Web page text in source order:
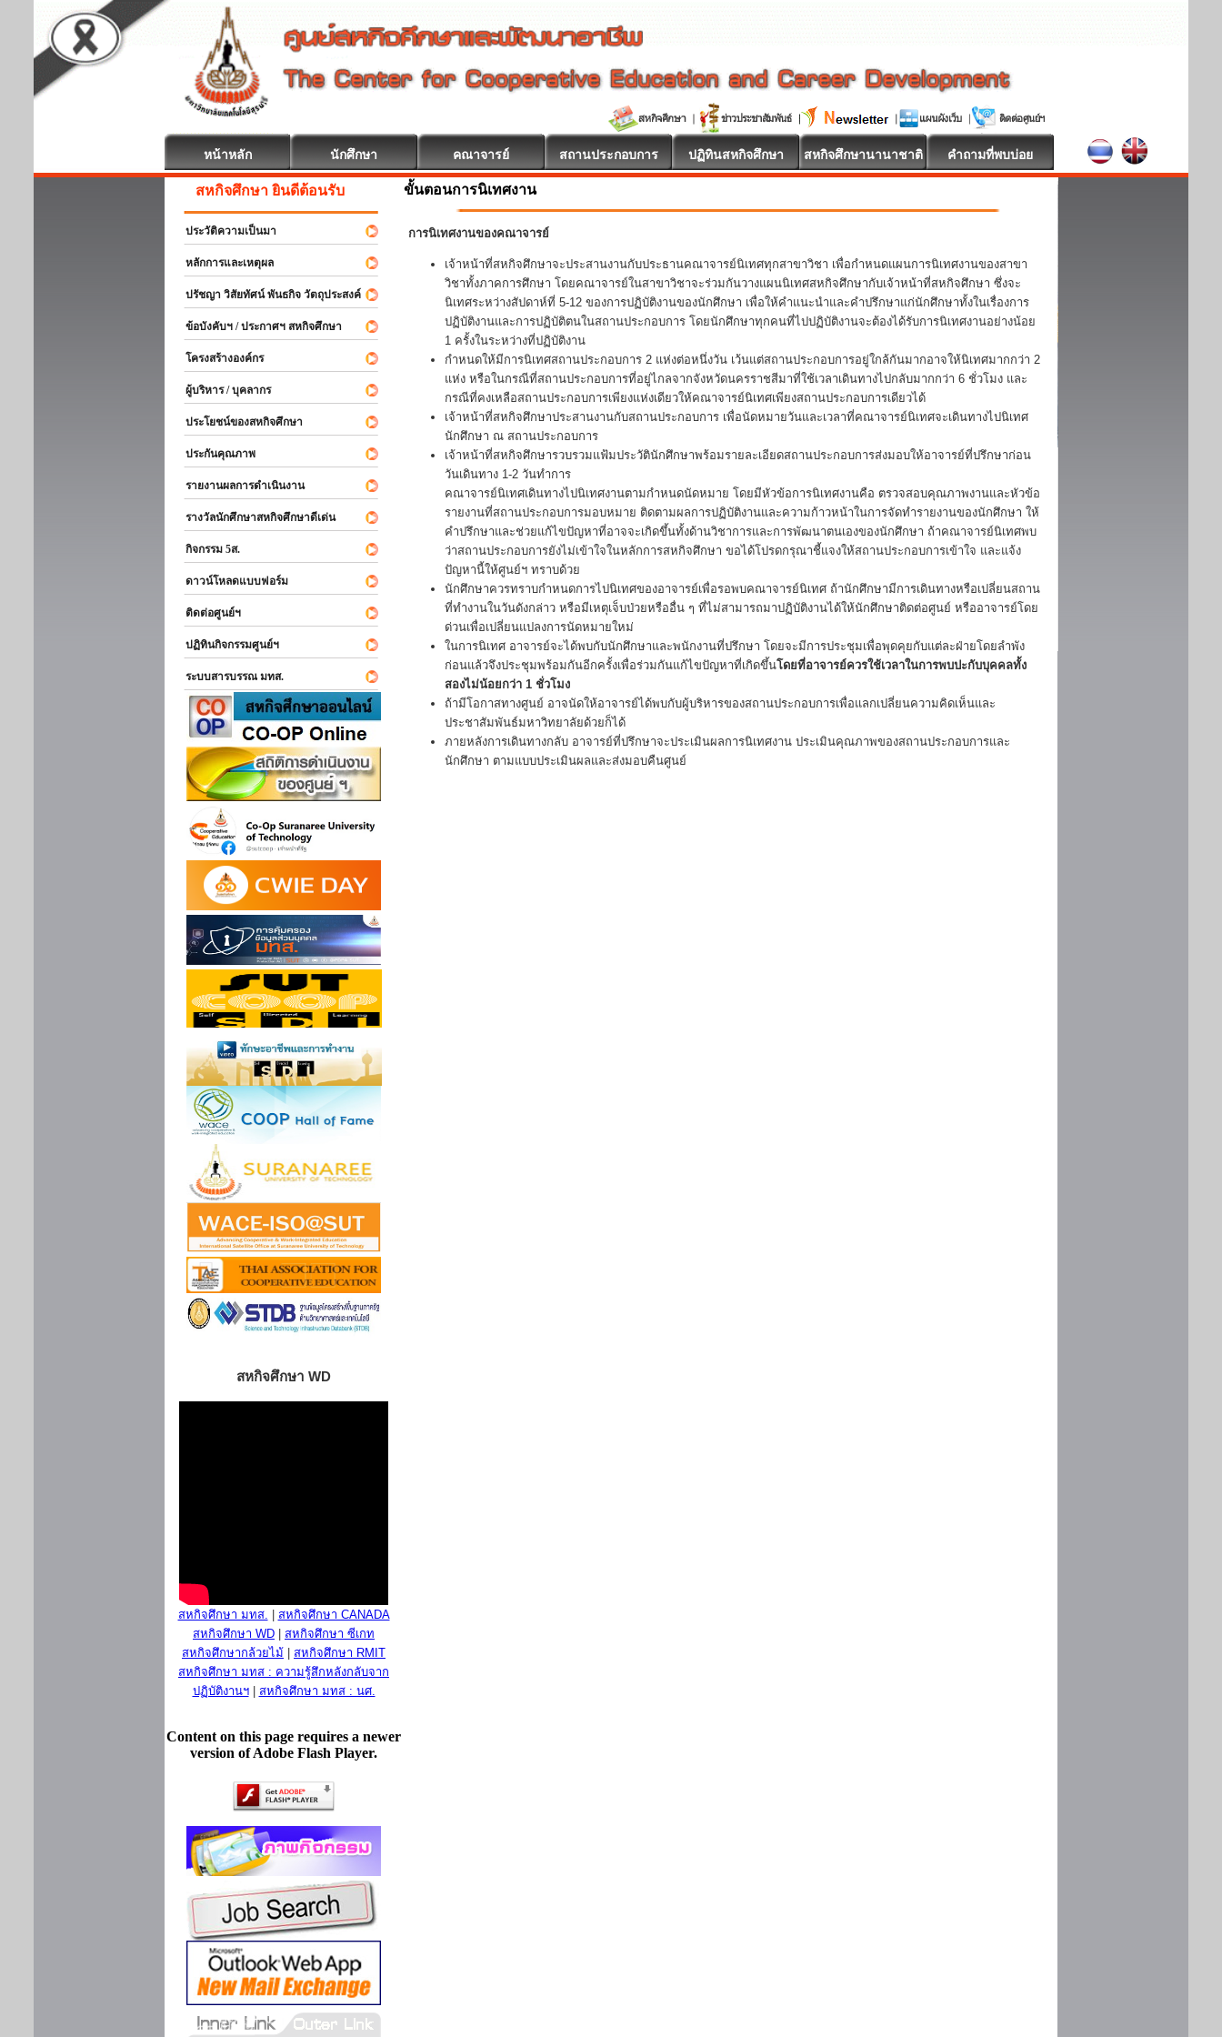
หน้าหลัก นักศึกษา คณาจารย์ สถานประกอบการ ปฏิทินสหกิจศึกษา สหกิจศึกษานานาชาติ คำถามที่พบบ่อย
สหกิจศึกษา ยินดีต้อนรับ
ประวัติความเป็นมา
หลักการและเหตุผล
ปรัชญา วิสัยทัศน์ พันธกิจ วัตถุประสงค์
ข้อบังคับฯ / ประกาศฯ สหกิจศึกษา
โครงสร้างองค์กร
ผู้บริหาร / บุคลากร
ประโยชน์ของสหกิจศึกษา
ประกันคุณภาพ
รายงานผลการดำเนินงาน
รางวัลนักศึกษาสหกิจศึกษาดีเด่น
กิจกรรม 5ส.
ดาวน์โหลดแบบฟอร์ม
ติดต่อศูนย์ฯ
ปฏิทินกิจกรรมศูนย์ฯ
ระบบสารบรรณ มทส.
สหกิจศึกษา WD
สหกิจศึกษา มทส.
สหกิจศึกษา CANADA
สหกิจศึกษา WD
สหกิจศึกษา ซีเกท
สหกิจศึกษากล้วยไม้
สหกิจศึกษา RMIT
สหกิจศึกษา มทส : ความรู้สึกหลังกลับจาก
ปฏิบัติงานฯ| สหกิจศึกษา มทส : นศ.
Content on this page requires a newer
version of Adobe Flash Player.
ขั้นตอนการนิเทศงาน
การนิเทศงานของคณาจารย์
เจ้าหน้าที่สหกิจศึกษาจะประสานงานกับประธานคณาจารย์นิเทศทุกสาขาวิชา เพื่อกำหนดแผนการนิเทศงานของสาขา
วิชาทั้งภาคการศึกษา โดยคณาจารย์ในสาขาวิชาจะร่วมกันวางแผนนิเทศสหกิจศึกษากับเจ้าหน้าที่สหกิจศึกษา ซึ่งจะ
นิเทศระหว่างสัปดาห์ที่ 5-12 ของการปฏิบัติงานของนักศึกษา เพื่อให้คำแนะนำและคำปรึกษาแก่นักศึกษาทั้งในเรื่องการ
ปฏิบัติงานและการปฏิบัติตนในสถานประกอบการ โดยนักศึกษาทุกคนที่ไปปฏิบัติงานจะต้องได้รับการนิเทศงานอย่างน้อย
1 ครั้งในระหว่างที่ปฏิบัติงาน
กำหนดให้มีการนิเทศสถานประกอบการ 2 แห่งต่อหนึ่งวัน เว้นแต่สถานประกอบการอยู่ใกล้กันมากอาจให้นิเทศมากกว่า 2
แห่ง หรือในกรณีที่สถานประกอบการที่อยู่ไกลจากจังหวัดนครราชสีมาที่ใช้เวลาเดินทางไปกลับมากกว่า 6 ชั่วโมง และ
กรณีที่คงเหลือสถานประกอบการเพียงแห่งเดียวให้คณาจารย์นิเทศเพียงสถานประกอบการเดียวได้
เจ้าหน้าที่สหกิจศึกษาประสานงานกับสถานประกอบการ เพื่อนัดหมายวันและเวลาที่คณาจารย์นิเทศจะเดินทางไปนิเทศ
นักศึกษา ณ สถานประกอบการ
เจ้าหน้าที่สหกิจศึกษารวบรวมแฟ้มประวัตินักศึกษาพร้อมรายละเอียดสถานประกอบการส่งมอบให้อาจารย์ที่ปรึกษาก่อน
วันเดินทาง 1-2 วันทำการ
คณาจารย์นิเทศเดินทางไปนิเทศงานตามกำหนดนัดหมาย โดยมีหัวข้อการนิเทศงานคือ ตรวจสอบคุณภาพงานและหัวข้อ
รายงานที่สถานประกอบการมอบหมาย ติดตามผลการปฏิบัติงานและความก้าวหน้าในการจัดทำรายงานของนักศึกษา ให้
คำปรึกษาและช่วยแก้ไขปัญหาที่อาจจะเกิดขึ้นทั้งด้านวิชาการและการพัฒนาตนเองของนักศึกษา ถ้าคณาจารย์นิเทศพบ
ว่าสถานประกอบการยังไม่เข้าใจในหลักการสหกิจศึกษา ขอได้โปรดกรุณาชี้แจงให้สถานประกอบการเข้าใจ และแจ้ง
ปัญหานี้ให้ศูนย์ฯ ทราบด้วย
นักศึกษาควรทราบกำหนดการไปนิเทศของอาจารย์เพื่อรอพบคณาจารย์นิเทศ ถ้านักศึกษามีการเดินทางหรือเปลี่ยนสถาน
ที่ทำงานในวันดังกล่าว หรือมีเหตุเจ็บป่วยหรืออื่น ๆ ที่ไม่สามารถมาปฏิบัติงานได้ให้นักศึกษาติดต่อศูนย์ หรืออาจารย์โดย
ด่วนเพื่อเปลี่ยนแปลงการนัดหมายใหม่
ในการนิเทศ อาจารย์จะได้พบกับนักศึกษาและพนักงานที่ปรึกษา โดยจะมีการประชุมเพื่อพุดคุยกับแต่ละฝ่ายโดยลำพัง
ก่อนแล้วจึงประชุมพร้อมกันอีกครั้งเพื่อร่วมกันแก้ไขปัญหาที่เกิดขึ้นโดยที่อาจารย์ควรใช้เวลาในการพบปะกับบุคคลทั้ง
สองไม่น้อยกว่า 1 ชั่วโมง
ถ้ามีโอกาสทางศูนย์ อาจนัดให้อาจารย์ได้พบกับผู้บริหารของสถานประกอบการเพื่อแลกเปลี่ยนความคิดเห็นและ
ประชาสัมพันธ์มหาวิทยาลัยด้วยก็ได้
ภายหลังการเดินทางกลับ อาจารย์ที่ปรึกษาจะประเมินผลการนิเทศงาน ประเมินคุณภาพของสถานประกอบการและ
นักศึกษา ตามแบบประเมินผลและส่งมอบคืนศูนย์